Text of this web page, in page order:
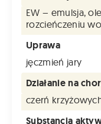
EW – emulsja,
rozcieńczeniu
Uprawa
jęczmień jary
Działanie na
czerń
Substancja